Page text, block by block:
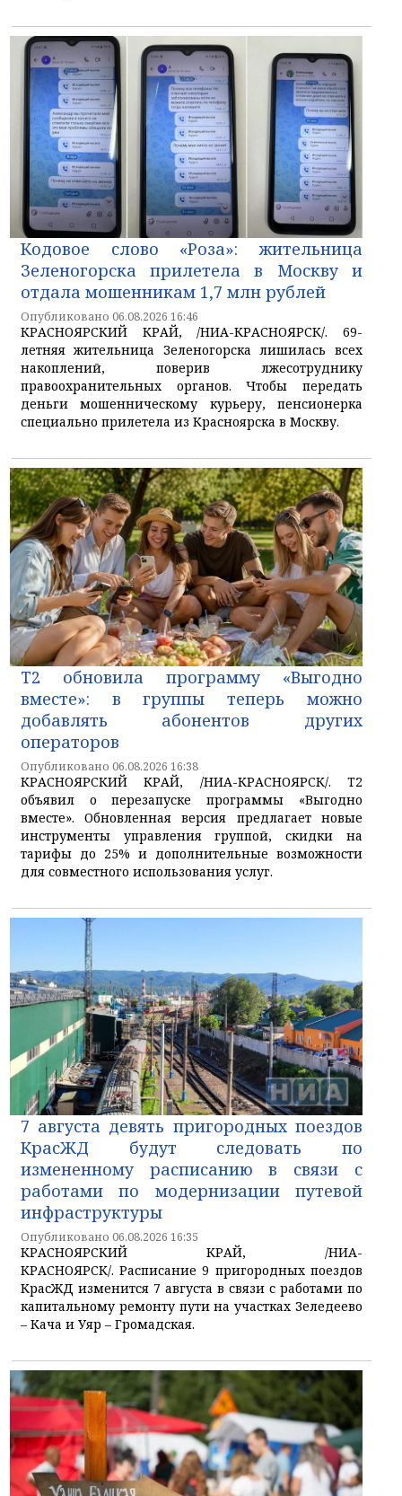
Кодовое слово «Роза»: жительница
Зеленогорска прилетела в Москву и
отдала мошенникам 1,7 млн рублей
Опубликовано 06.08.2026 16:46
КРАСНОЯРСКИЙ КРАЙ, /НИА-КРАСНОЯРСК/. 69-
летняя жительница Зеленогорска лишилась всех
накоплений, поверив лжесотруднику
правоохранительных органов. Чтобы передать
деньги мошенническому курьеру, пенсионерка
специально прилетела из Красноярска в Москву.
T2 обновила программу «Выгодно
вместе»: в группы теперь можно
добавлять абонентов других
операторов
Опубликовано 06.08.2026 16:38
КРАСНОЯРСКИЙ КРАЙ, /НИА-КРАСНОЯРСК/. T2
объявил о перезапуске программы «Выгодно
вместе». Обновленная версия предлагает новые
инструменты управления группой, скидки на
тарифы до 25% и дополнительные возможности
для совместного использования услуг.
7 августа девять пригородных поездов
КрасЖД будут следовать по
измененному расписанию в связи с
работами по модернизации путевой
инфраструктуры
Опубликовано 06.08.2026 16:35
КРАСНОЯРСКИЙ КРАЙ, /НИА-
КРАСНОЯРСК/. Расписание 9 пригородных поездов
КрасЖД изменится 7 августа в связи с работами по
капитальному ремонту пути на участках Зеледеево
– Кача и Уяр – Громадская.